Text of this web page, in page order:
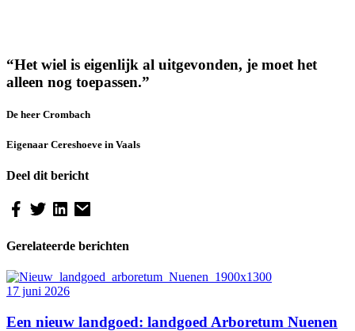
“Het wiel is eigenlijk al uitgevonden, je moet het
alleen nog toepassen.”
De heer Crombach
Eigenaar Cereshoeve in Vaals
Deel dit bericht
Gerelateerde berichten
17 juni 2026
Een nieuw landgoed: landgoed Arboretum Nuenen